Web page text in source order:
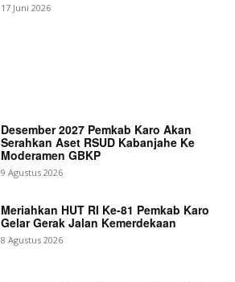
17 Juni 2026
Desember 2027 Pemkab Karo Akan
Serahkan Aset RSUD Kabanjahe Ke
Moderamen GBKP
9 Agustus 2026
Meriahkan HUT RI Ke-81 Pemkab Karo
Gelar Gerak Jalan Kemerdekaan
8 Agustus 2026